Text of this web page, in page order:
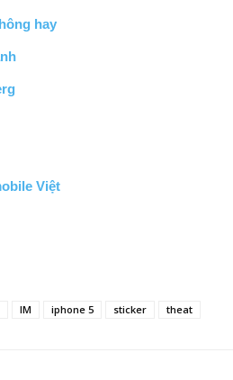
hay
Việt
IM iphone 5 sticker theat